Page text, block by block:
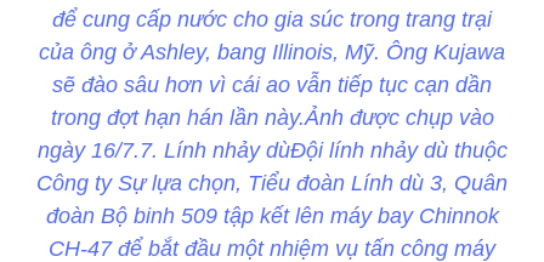
để cung cấp nước cho gia súc trong trang trại
của ông ở Ashley, bang Illinois, Mỹ. Ông Kujawa
sẽ đào sâu hơn vì cái ao vẫn tiếp tục cạn dần
trong đợt hạn hán lần này.Ảnh được chụp vào
ngày 16/7.7. Lính nhảy dùĐội lính nhảy dù thuộc
Công ty Sự lựa chọn, Tiểu đoàn Lính dù 3, Quân
đoàn Bộ binh 509 tập kết lên máy bay Chinnok
CH-47 để bắt đầu một nhiệm vụ tấn công máy